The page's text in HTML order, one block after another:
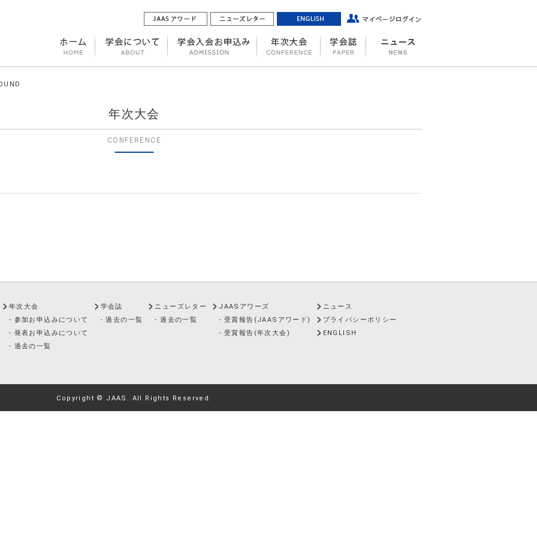
年次大会
CONFERENCE
年次大会
- 参加お申込みについて
- 発表お申込みについて
- 過去の一覧
学会誌
- 過去の一覧
ニューズレター
- 過去の一覧
JAASアワーズ
- 受賞報告(JAASアワード)
- 受賞報告(年次大会)
ニュース
プライバシーポリシー
ENGLISH
Copyright © JAAS. All Rights Reserved.